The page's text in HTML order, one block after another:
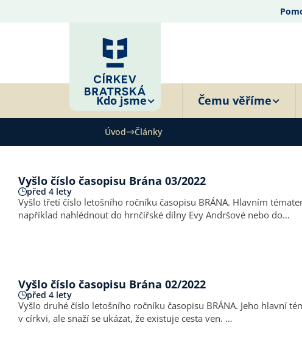
Kdo jsme Čemu věříme
Úvod Články
Vyšlo číslo časopisu Brána 03/2022
před 4 lety
Vyšlo třetí číslo letošního ročníku časopisu BRÁNA. Hlavním tématem březnového časopisu BRÁNA je TOLERANCE. Začtěte se do řady zajímavých článků na toto téma! Kromě toho můžete
například nahlédnout do hrnčířské dílny Evy Andršové nebo do…
Vyšlo číslo časopisu Brána 02/2022
před 4 lety
Vyšlo druhé číslo letošního ročníku časopisu BRÁNA. Jeho hlavní téma zní SKRYTÁ DRAMATA – DOMÁCÍ NÁSILÍ V CÍRKVI . Toto číslo nezavírá oči před bolestným tématem Domácího násilí
v církvi, ale snaží se ukázat, že existuje cesta ven. …